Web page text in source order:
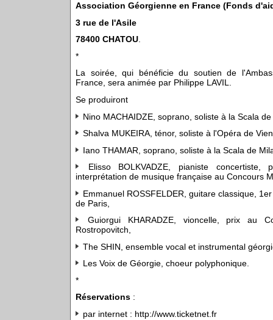
Association Géorgienne en France (Fonds
3 rue de l'Asile
78400 CHATOU.
*
La soirée, qui bénéficie du soutien de
France, sera animée par Philippe LAVIL.
Se produiront
Nino MACHAIDZE, soprano, soliste à la Scala
Shalva MUKEIRA, ténor, soliste à l'Opéra de
Iano THAMAR, soprano, soliste à la Scala de
Elisso BOLKVADZE, pianiste
interprétation de musique française au Concours
Emmanuel ROSSFELDER, guitare classique,
de Paris,
Guiorgui KHARADZE, vioncelle, prix au
Rostropovitch,
The SHIN, ensemble vocal et instrumental
Les Voix de Géorgie, choeur polyphonique.
*
Réservations :
par internet : http://www.ticketnet.fr